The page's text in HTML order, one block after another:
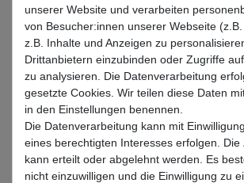
0.32mm / 24.6kg 0.39mm / 29.1kg
UVP 199,99 €
167,37 EUR*
Inhalt1800Meter
Grundpreis0,09 € / Meter
* inkl. ges. MwSt. zzgl.Versandkosten
unserer Website und verarbeiten
von Besucher:innen unserer Webseite
z.B. Inhalte und Anzeigen zu
Drittanbietern einzubinden oder Zugriffe
zu analysieren. Die Datenverarbeitung
gesetzte Cookies. Wir teilen diese Daten
in den Einstellungen benennen.
Die Datenverarbeitung kann mit
eines berechtigten Interesses erfolgen. Die
kann erteilt oder abgelehnt werden. Es
nicht einzuwilligen und die Einwilligung zu